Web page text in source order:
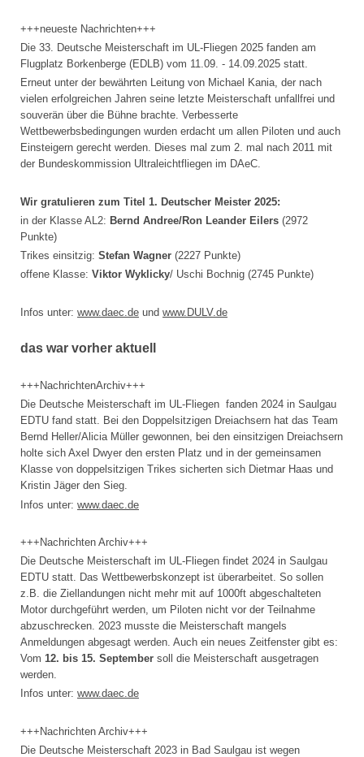
+++neueste Nachrichten+++
Die 33. Deutsche Meisterschaft im UL-Fliegen 2025 fanden am
Flugplatz Borkenberge (EDLB) vom 11.09. - 14.09.2025 statt.
Erneut unter der bewährten Leitung von Michael Kania, der nach
vielen erfolgreichen Jahren seine letzte Meisterschaft unfallfrei und
souverän über die Bühne brachte. Verbesserte
Wettbewerbsbedingungen wurden erdacht um allen Piloten und auch
Einsteigern gerecht werden. Dieses mal zum 2. mal nach 2011 mit
der Bundeskommission Ultraleichtfliegen im DAeC.
Wir gratulieren zum Titel 1. Deutscher Meister 2025:
in der Klasse AL2: Bernd Andree/Ron Leander Eilers (2972
Punkte)
Trikes einsitzig: Stefan Wagner (2227 Punkte)
offene Klasse: Viktor Wyklicky/ Uschi Bochnig (2745 Punkte)
Infos unter: www.daec.de und www.DULV.de
das war vorher aktuell
+++NachrichtenArchiv+++
Die Deutsche Meisterschaft im UL-Fliegen fanden 2024 in Saulgau
EDTU fand statt. Bei den Doppelsitzigen Dreiachsern hat das Team
Bernd Heller/Alicia Müller gewonnen, bei den einsitzigen Dreiachsern
holte sich Axel Dwyer den ersten Platz und in der gemeinsamen
Klasse von doppelsitzigen Trikes sicherten sich Dietmar Haas und
Kristin Jäger den Sieg.
Infos unter: www.daec.de
+++Nachrichten Archiv+++
Die Deutsche Meisterschaft im UL-Fliegen findet 2024 in Saulgau
EDTU statt. Das Wettbewerbskonzept ist überarbeitet. So sollen
z.B. die Ziellandungen nicht mehr mit auf 1000ft abgeschalteten
Motor durchgeführt werden, um Piloten nicht vor der Teilnahme
abzuschrecken. 2023 musste die Meisterschaft mangels
Anmeldungen abgesagt werden. Auch ein neues Zeitfenster gibt es:
Vom 12. bis 15. September soll die Meisterschaft ausgetragen
werden.
Infos unter: www.daec.de
+++Nachrichten Archiv+++
Die Deutsche Meisterschaft 2023 in Bad Saulgau ist wegen